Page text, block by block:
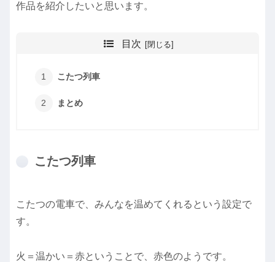
作品を紹介したいと思います。
目次
こたつ列車
まとめ
こたつ列車
こたつの電車で、みんなを温めてくれるという設定で
す。
火＝温かい＝赤ということで、赤色のようです。